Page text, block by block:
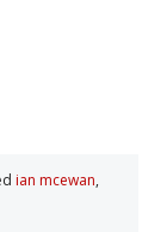
ian mcewan,